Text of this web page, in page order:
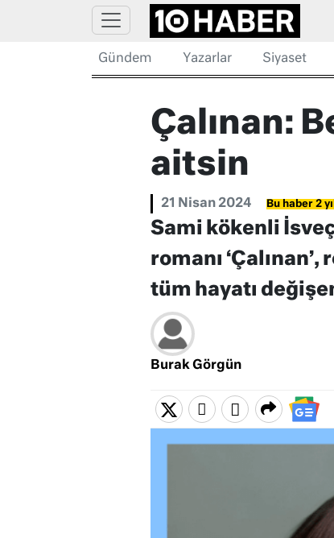
Gündem Yazarlar Siyaset
Çalınan:
aitsin
21 Nisan 2024 Bu haber 2
Sami kökenli
romanı
tüm hayatı
Burak Görgün